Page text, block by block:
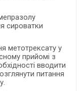
сироватки
метотрексату у
прийомі з
вводити
питання